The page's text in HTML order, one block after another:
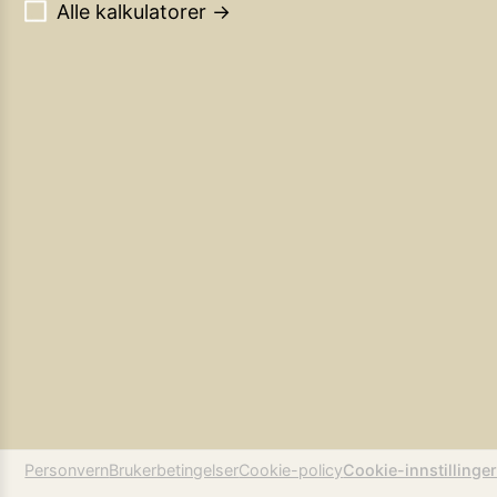
Alle kalkulatorer →
PersonvernBrukerbetingelserCookie-policyCookie-innstillinger